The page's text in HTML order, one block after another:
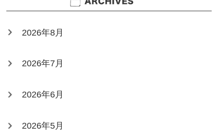
2026年8月
2026年7月
2026年6月
2026年5月